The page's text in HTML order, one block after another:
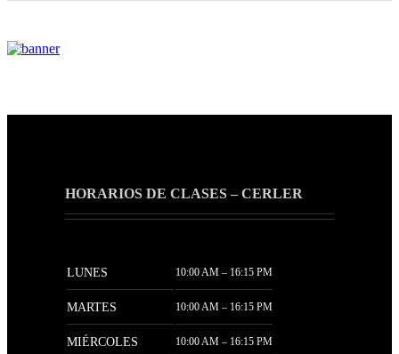
HORARIOS DE CLASES – CERLER
LUNES 10:00 AM – 16:15 PM
MARTES 10:00 AM – 16:15 PM
MIÉRCOLES 10:00 AM – 16:15 PM